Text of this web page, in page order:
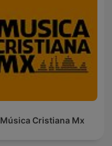
Música Cristiana Mx